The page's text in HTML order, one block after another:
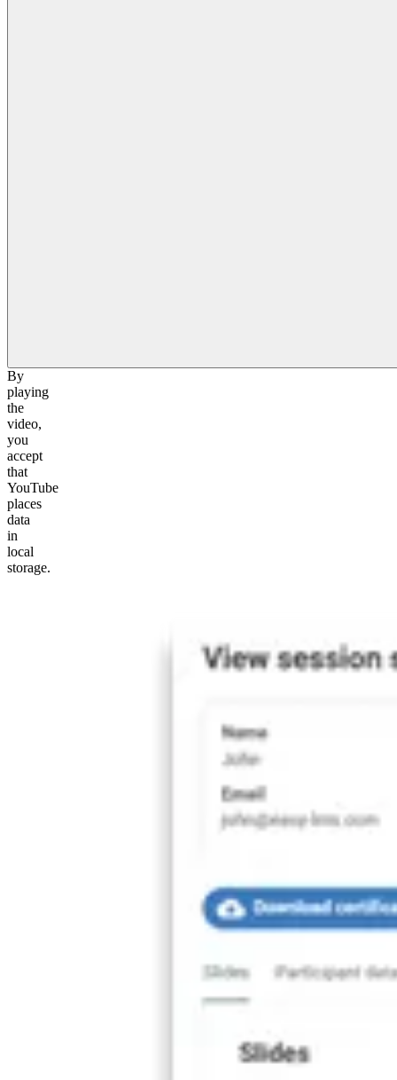
By
playing
the
video,
you
accept
that
YouTube
places
data
in
local
storage.